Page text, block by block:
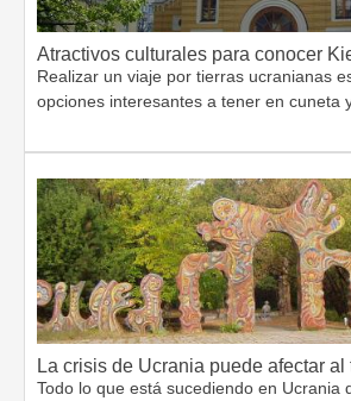
Atractivos culturales para conocer
Realizar un viaje por tierras ucranianas
opciones interesantes a tener en cuneta
La crisis de Ucrania puede afectar al
Todo lo que está sucediendo en Ucrania